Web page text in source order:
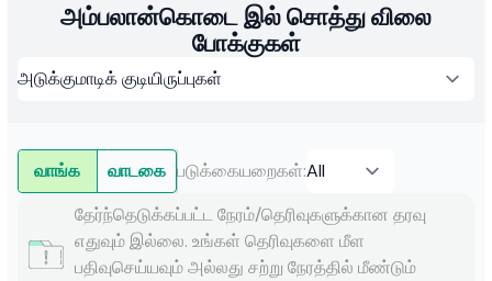
அம்பலான்கொடை இல் சொத்து விலை
போக்குகள்
வாங்க வாடகை படுக்கையறைகள்:
தேர்ந்தெடுக்கப்பட்ட நேரம்/தெரிவுகளுக்கான தரவு
எதுவும் இல்லை. உங்கள் தெரிவுகளை மீள
பதிவுசெய்யவும் அல்லது சற்று நேரத்தில் மீண்டும்